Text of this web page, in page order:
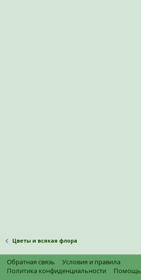
Цветы и всякая флора
Обратная связь
Условия и правила
Политика конфиденциальности
Помощь